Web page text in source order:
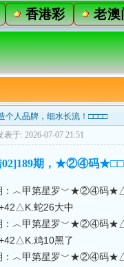
香港彩 老澳
人品牌，细水长流！□□□□
表于: 2026-07-07 21:51
02]189期，★②④码
：︿甲第星罗﹀★②④码★△
蛇26大中
：︿甲第星罗﹀★②④码★△
鸡10黑了
：︿甲第星罗﹀★②④码★△